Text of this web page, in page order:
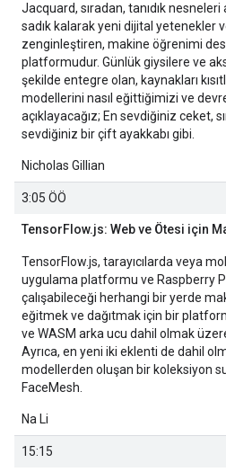
Jacquard, sıradan, tanıdık nesneleri
sadık kalarak yeni dijital yetenekler
zenginleştiren, makine öğrenimi
platformudur. Günlük giysilere ve
şekilde entegre olan, kaynakları
modellerini nasıl eğittiğimizi ve
açıklayacağız; En sevdiğiniz ceket,
sevdiğiniz bir çift ayakkabı gibi.
Nicholas Gillian
3:05 ÖÖ
TensorFlow.js: Web ve Ötesi için
TensorFlow.js, tarayıcılarda veya
uygulama platformu ve Raspberry
çalışabileceği herhangi bir yerde
eğitmek ve dağıtmak için bir
ve WASM arka ucu dahil olmak
Ayrıca, en yeni iki eklenti de dahil
modellerden oluşan bir koleksiyon
FaceMesh.
Na Li
15:15